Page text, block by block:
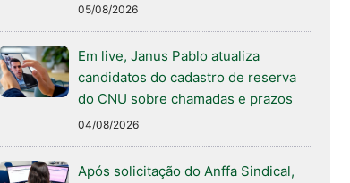
05/08/2026
Em live, Janus Pablo atualiza
candidatos do cadastro de reserva
do CNU sobre chamadas e prazos
04/08/2026
Após solicitação do Anffa Sindical,